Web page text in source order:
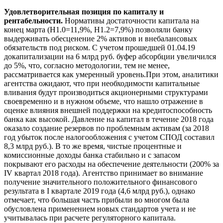
Удовлетворительная позиция по капиталу и
рентабельности. Нормативы достаточности капитала на
конец марта (Н1.0=11,9%, Н1.2=7,9%) позволяли банку
выдерживать обесценение 2% активов и внебалансовых
обязательств под риском. C учетом прошедшей 01.04.19
докапитализации на 6 млрд руб. буфер абсорбции увеличился
до 5%, что, согласно методологии, тем не менее,
рассматривается как умеренный уровень.При этом, аналитики
агентства ожидают, что при необходимости капитальные
вливания будут производиться акционерными структурами
своевременно и в нужном объеме, что нашло отражение в
оценке влияния внешней поддержки на кредитоспособность
банка как высокой. Давление на капитал в течение 2018 года
оказало создание резервов по проблемным активам (за 2018
год убыток после налогообложения с учетом СПОД составил
8,3 млрд руб.). В то же время, чистые процентные и
комиссионные доходы банка стабильно и с запасом
покрывают его расходы на обеспечение деятельности (200% за
IV квартал 2018 года). Агентство принимает во внимание
получение значительного положительного финансового
результата в I квартале 2019 года (4,6 млрд руб.), однако
отмечает, что большая часть прибыли во многом была
обусловлена применением новых стандартов учета и не
учитывалась при расчете регуляторного капитала.